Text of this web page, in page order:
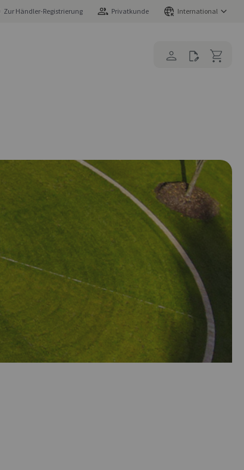
Zur Händler-Registrierung Privatkunde International